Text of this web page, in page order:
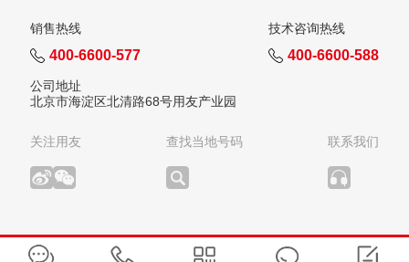
销售热线
400-6600-577
技术咨询热线
400-6600-588
公司地址
北京市海淀区北清路68号用友产业园
关注用友 查找当地号码 联系我们
版权所有：用友网络科技股份有限公司